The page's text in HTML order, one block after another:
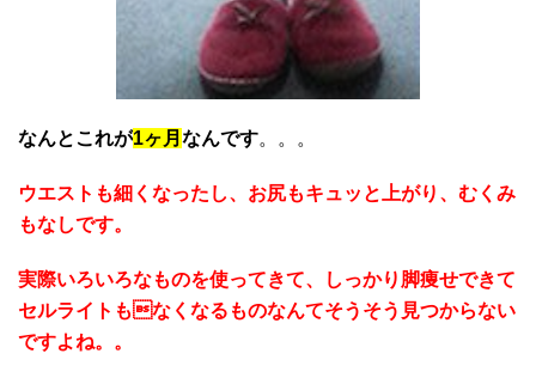
なんとこれが1ヶ月 なんです。。。
ウエストも細くなったし、お尻もキュッと上がり、むくみ
もなしです。
実際いろいろなものを使ってきて、しっかり脚痩せできて
セルライトもなくなるものなんてそうそう見つからない
ですよね。。